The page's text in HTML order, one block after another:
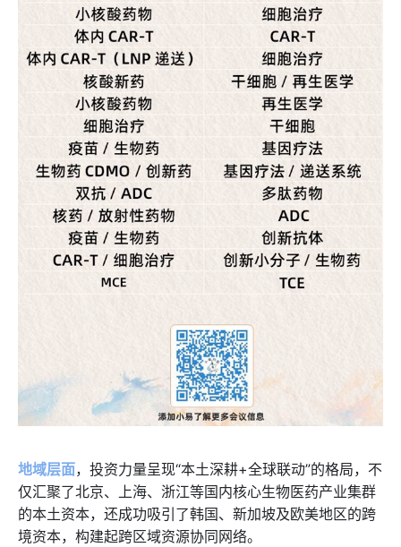
地域层面，投资力量呈现“本土深耕+全球联动”的格局，不
仅汇聚了北京、上海、浙江等国内核心生物医药产业集群
的本土资本，还成功吸引了韩国、新加坡及欧美地区的跨
境资本，构建起跨区域资源协同网络。